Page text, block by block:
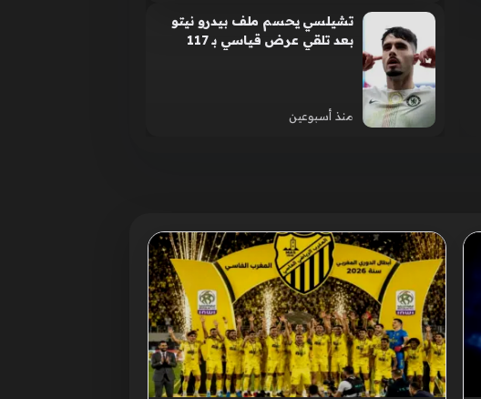
تشيلسي يحسم ملف بيدرو نيتو
بعد تلقي عرض قياسي بـ 117
منذ أسبوعين